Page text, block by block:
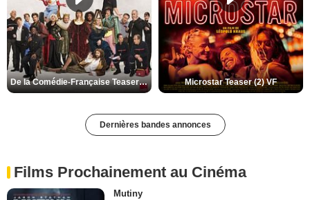
De la Comédie-Française Teaser (3) VF Microstar Teaser (2) VF
Dernières bandes annonces
Films Prochainement au Cinéma
Mutiny